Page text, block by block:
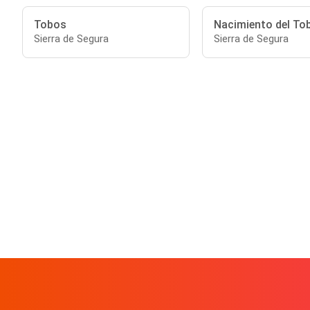
Tobos
Sierra de Segura
Nacimiento del
Sierra de Segura